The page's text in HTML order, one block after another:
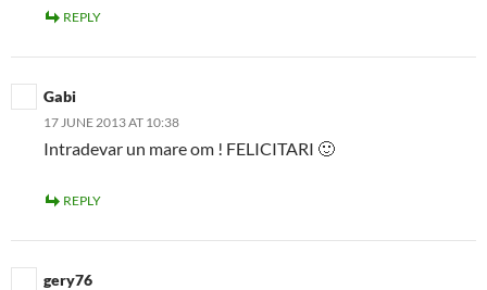
REPLY
Gabi
17 JUNE 2013 AT 10:38
Intradevar un mare om ! FELICITARI 🙂
REPLY
gery76